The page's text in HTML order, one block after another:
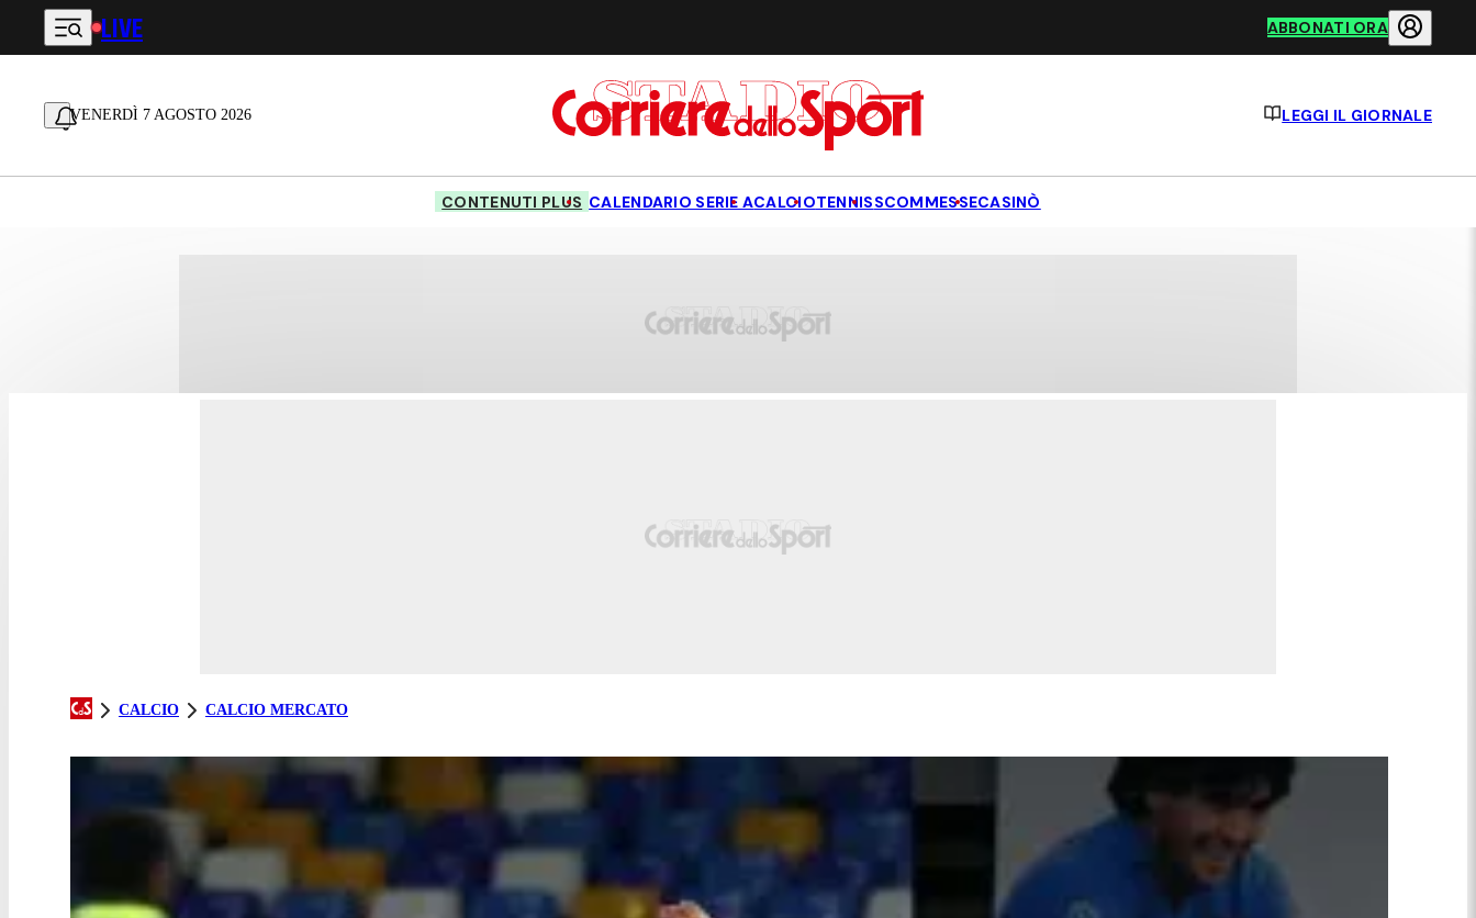
Vai al contenuto principale
LIVE ABBONATI ORA
VENERDÌ 7 AGOSTO 2026 LEGGI IL GIORNALE
CONTENUTI PLUS CALENDARIO SERIE ACALCIOTENNISSCOMMESSECASINÒ
CALCIO CALCIO MERCATO